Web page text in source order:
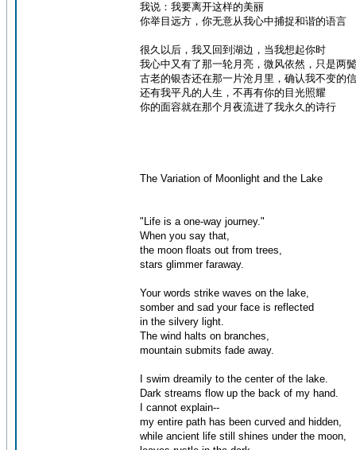
我说：我要离开这样的美丽
你举目远方，你无意从我心中捕捉和谐的语言
很久以后，我又回到湖边，当我想起你时
我心中又有了那一轮月亮，微风依然，只是两
古老的银杏还在那一片沧月里，确认我不变的
还有我平凡的人生，不再有你的目光照耀
你的面容就在那个月夜流进了我永久的诗行
The Variation of Moonlight and the Lake
"Life is a one-way journey."
When you say that,
the moon floats out from trees,
stars glimmer faraway.
Your words strike waves on the lake,
somber and sad your face is reflected
in the silvery light.
The wind halts on branches,
mountain submits fade away.
I swim dreamily to the center of the lake.
Dark streams flow up the back of my hand.
I cannot explain--
my entire path has been curved and hidden,
while ancient life still shines under the moon,